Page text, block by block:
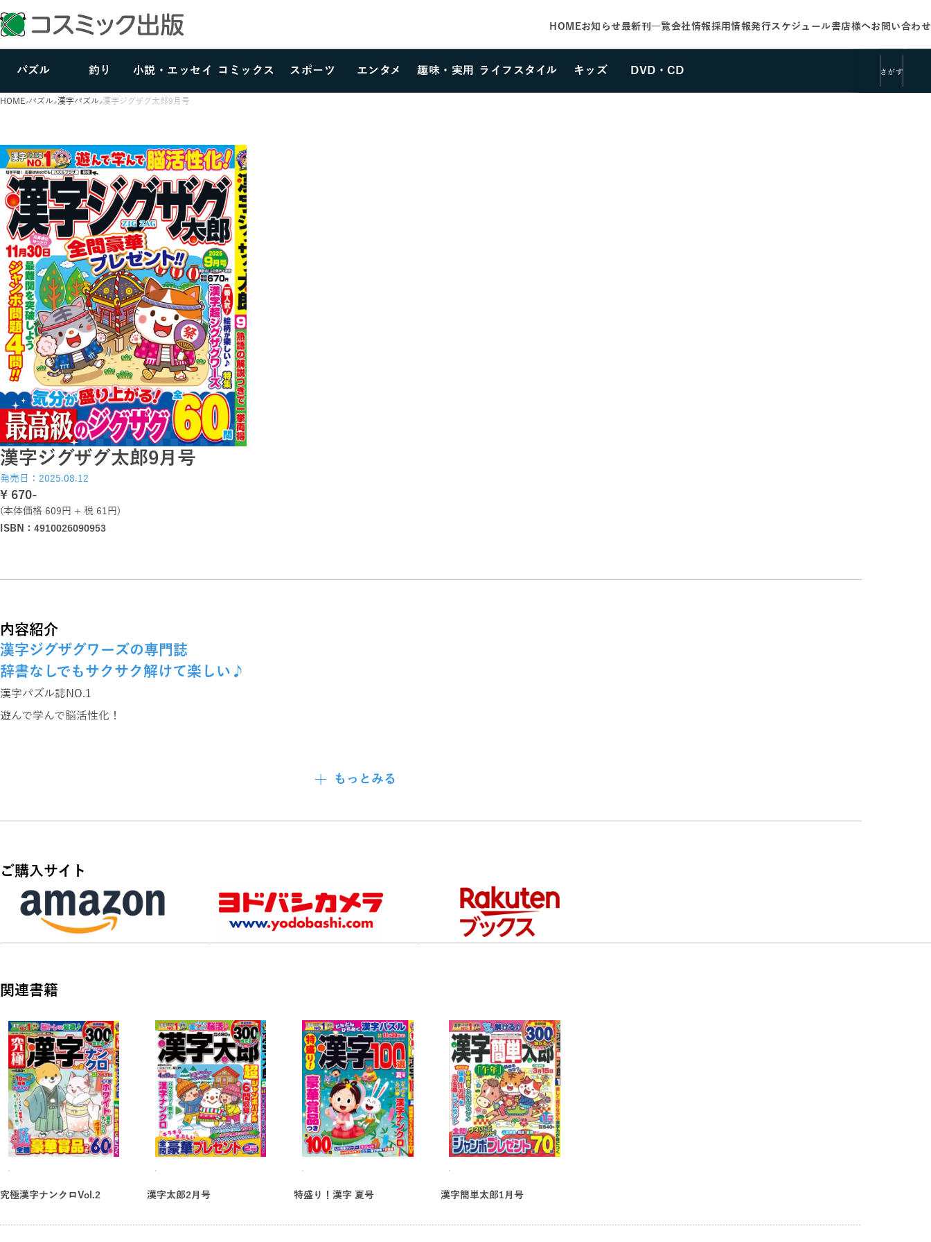
HOMEお知らせ最新刊一覧会社情報採用情報発行スケジュール書店様へお問い合わせ
パズル 釣り 小説・エッセイ コミックス スポーツ エンタメ 趣味・実用 ライフスタイル キッズ DVD・CD さがす
カテゴリーを選択する
HOME パズル 漢字パズル 漢字ジグザグ太郎9月号
漢字ジグザグ太郎9月号
発売日：2025.08.12
\ 670-
(本体価格 609円 + 税 61円)
ISBN：4910026090953
内容紹介
漢字ジグザグワーズの専門誌
辞書なしでもサクサク解けて楽しい♪
漢字パズル誌NO.1
遊んで学んで脳活性化！
漢字超ジグザグワーズ特集
図書カード5千円を10名様にプレゼント
最難関が待ち受ける！
★ジャンボウルトラ漢字超ジグザグワーズ
変わり種問題も楽しい！
★変則漢字ジグザグワーズ
★難読ジグザグワーズ
★ダンジョン漢字ジグザグワーズ
★ウルトラ漢字超ジグザグワーズ
最新家電、金券、現金など
もっとみる
ご購入サイト
関連書籍
究極漢字ナンクロVol.2 漢字太郎2月号 特盛り！漢字 夏号 漢字簡単太郎1月号